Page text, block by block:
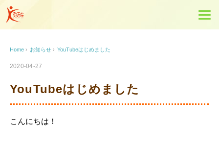
Home › お知らせ › YouTubeはじめました
2020-04-27
YouTubeはじめました
こんにちは！